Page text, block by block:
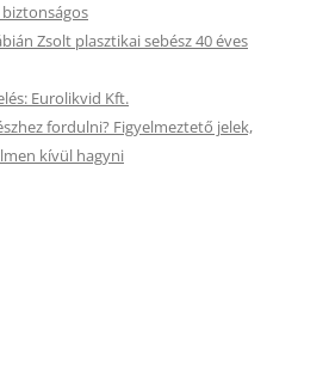
biztonságos
Zsolt plasztikai sebész 40 éves
Eurolikvid Kft.
fordulni? Figyelmeztető jelek,
kívül hagyni